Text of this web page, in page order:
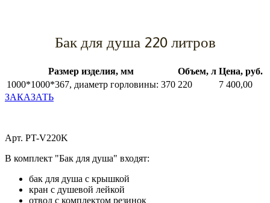
Бак для душа 220 литров
Размер изделия, мм Объем, л Цена, руб.
1000*1000*367, диаметр горловины: 370 220
7 400,00
ЗАКАЗАТЬ
Арт. PT-V220K
В комплект "Бак для душа" входят:
бак для душа с крышкой
кран с душевой лейкой
отвод с комплектом резинок